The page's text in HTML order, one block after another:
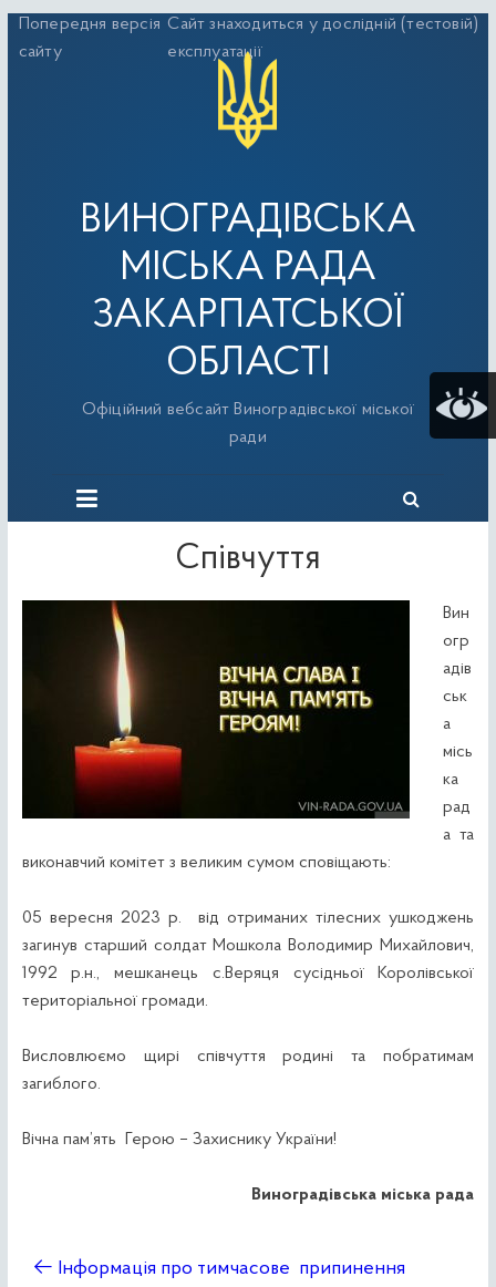
Перейти
до
Попередня версія
сайту
Сайт знаходиться у дослідній (тестовій)
експлуатації
ВИНОГРАДІВСЬКА
МІСЬКА РАДА
ЗАКАРПАТСЬКОЇ
ОБЛАСТІ
Офіційний вебсайт Виноградівської міської
ради
Співчуття
Вин
огр
адів
ськ
а
місь
ка
рад
а та
виконавчий комітет з великим сумом сповіщають:
05 вересня 2023 р. від отриманих тілесних ушкоджень
загинув старший солдат Мошкола Володимир Михайлович,
1992 р.н., мешканець с.Веряця сусідньої Королівської
територіальної громади.
Висловлюємо щирі співчуття родині та побратимам
загиблого.
Вічна пам’ять Герою – Захиснику України!
Виноградівська міська рада
← Інформація про тимчасове припинення